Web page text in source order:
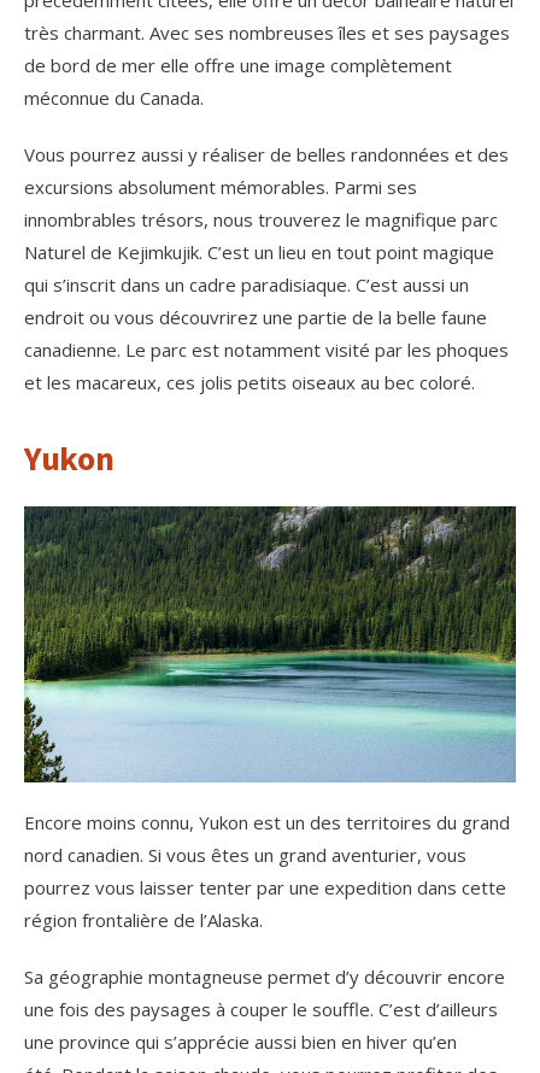
très charmant. Avec ses nombreuses îles et ses paysages
de bord de mer elle offre une image complètement
méconnue du Canada.
Vous pourrez aussi y réaliser de belles randonnées et des
excursions absolument mémorables. Parmi ses
innombrables trésors, nous trouverez le magnifique parc
Naturel de Kejimkujik. C’est un lieu en tout point magique
qui s’inscrit dans un cadre paradisiaque. C’est aussi un
endroit ou vous découvrirez une partie de la belle faune
canadienne. Le parc est notamment visité par les phoques
et les macareux, ces jolis petits oiseaux au bec coloré.
Yukon
Encore moins connu, Yukon est un des territoires du grand
nord canadien. Si vous êtes un grand aventurier, vous
pourrez vous laisser tenter par une expedition dans cette
région frontalière de l’Alaska.
Sa géographie montagneuse permet d’y découvrir encore
une fois des paysages à couper le souffle. C’est d’ailleurs
une province qui s’apprécie aussi bien en hiver qu’en